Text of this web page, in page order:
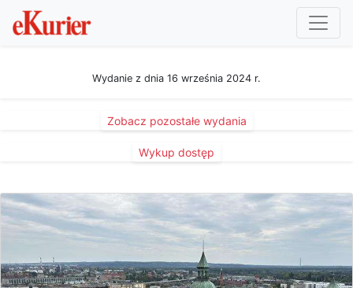
Wydanie z dnia 16 września 2024 r.
Zobacz pozostałe wydania
Wykup dostęp